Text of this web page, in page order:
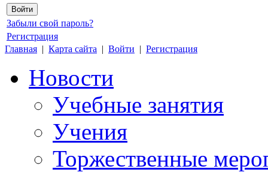
Забыли свой пароль?
Регистрация
Главная | Карта сайта | Войти | Регистрация
Новости
Учебные занятия
Учения
Торжественные